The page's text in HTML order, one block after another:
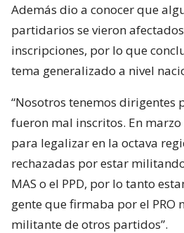
Además dio a conocer que
partidarios se vieron
inscripciones, por lo que
tema generalizado a nivel
“Nosotros tenemos dirigentes
fueron mal inscritos. En
para legalizar en la octava
rechazadas por estar
MAS o el PPD, por lo tanto
gente que firmaba por el PRO
militante de otros partidos”.